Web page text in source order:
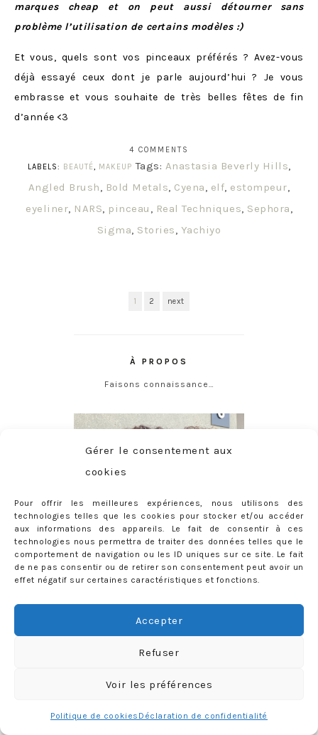
Gérer le consentement aux
cookies
Pour offrir les meilleures expériences, nous utilisons des
technologies telles que les cookies pour stocker et/ou accéder
aux informations des appareils. Le fait de consentir à ces
technologies nous permettra de traiter des données telles que le
comportement de navigation ou les ID uniques sur ce site. Le fait
de ne pas consentir ou de retirer son consentement peut avoir un
effet négatif sur certaines caractéristiques et fonctions.
Accepter
Refuser
Voir les préférences
Politique de cookies Déclaration de confidentialité
marques cheap et on peut aussi détourner sans
problème l’utilisation de certains modèles :)
Et vous, quels sont vos pinceaux préférés ? Avez-vous
déjà essayé ceux dont je parle aujourd’hui ? Je vous
embrasse et vous souhaite de très belles fêtes de fin
d’année <3
4 COMMENTS
LABELS: BEAUTÉ, MAKEUP Tags: Anastasia Beverly Hills,
Angled Brush, Bold Metals, Cyena, elf, estompeur,
eyeliner, NARS, pinceau , Real Techniques, Sephora,
Sigma, Stories, Yachiyo
1 2 next
À PROPOS
Faisons connaissance…
priscilla@mercredie.com